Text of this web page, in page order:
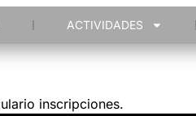
ACTIVIDADES
inscripciones.